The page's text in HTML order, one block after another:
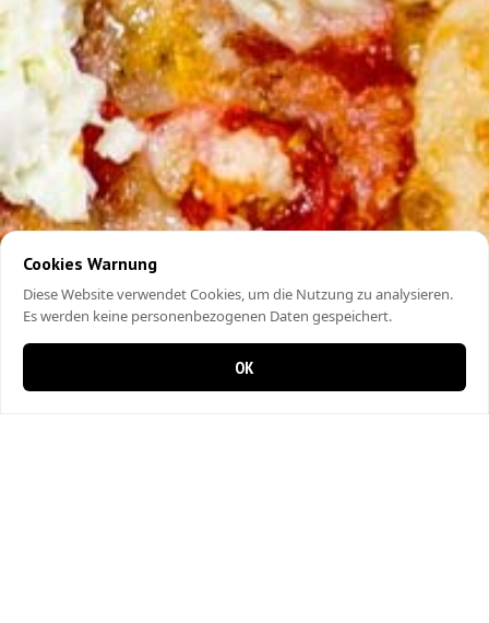
Cookies Warnung
Diese Website verwendet Cookies, um die Nutzung zu analysieren.
Es werden keine personenbezogenen Daten gespeichert.
OK